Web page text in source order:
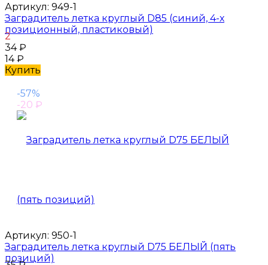
Артикул: 949-1
Заградитель летка круглый D85 (синий, 4-х
позиционный, пластиковый)
2
34₽
14₽
Купить
-57%
-20 ₽
Артикул: 950-1
Заградитель летка круглый D75 БЕЛЫЙ (пять
позиций)